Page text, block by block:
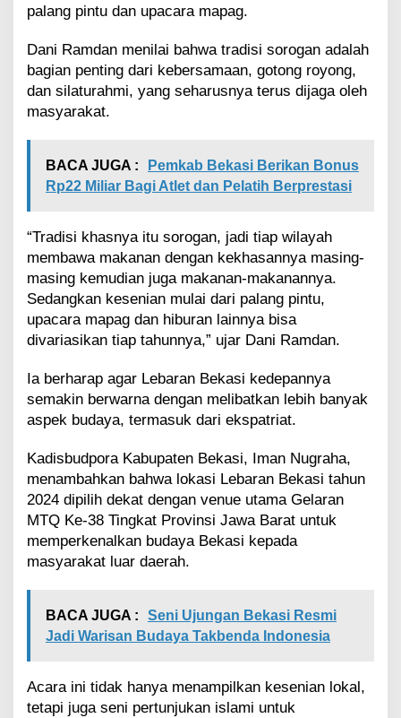
a
palang pintu dan upacara mapag.
Dani Ramdan menilai bahwa tradisi sorogan adalah
bagian penting dari kebersamaan, gotong royong,
dan silaturahmi, yang seharusnya terus dijaga oleh
masyarakat.
BACA JUGA :
Pemkab Bekasi Berikan Bonus
Rp22 Miliar Bagi Atlet dan Pelatih Berprestasi
“Tradisi khasnya itu sorogan, jadi tiap wilayah
membawa makanan dengan kekhasannya masing-
masing kemudian juga makanan-makanannya.
Sedangkan kesenian mulai dari palang pintu,
upacara mapag dan hiburan lainnya bisa
divariasikan tiap tahunnya,” ujar Dani Ramdan.
Ia berharap agar Lebaran Bekasi kedepannya
semakin berwarna dengan melibatkan lebih banyak
aspek budaya, termasuk dari ekspatriat.
Kadisbudpora Kabupaten Bekasi, Iman Nugraha,
menambahkan bahwa lokasi Lebaran Bekasi tahun
2024 dipilih dekat dengan venue utama Gelaran
MTQ Ke-38 Tingkat Provinsi Jawa Barat untuk
memperkenalkan budaya Bekasi kepada
masyarakat luar daerah.
BACA JUGA :
Seni Ujungan Bekasi Resmi
Jadi Warisan Budaya Takbenda Indonesia
Acara ini tidak hanya menampilkan kesenian lokal,
tetapi juga seni pertunjukan islami untuk